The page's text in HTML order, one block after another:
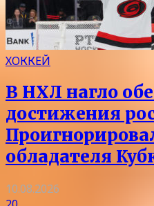
ХОККЕЙ
В НХЛ нагло
достижения
обладателя
10.08.2026